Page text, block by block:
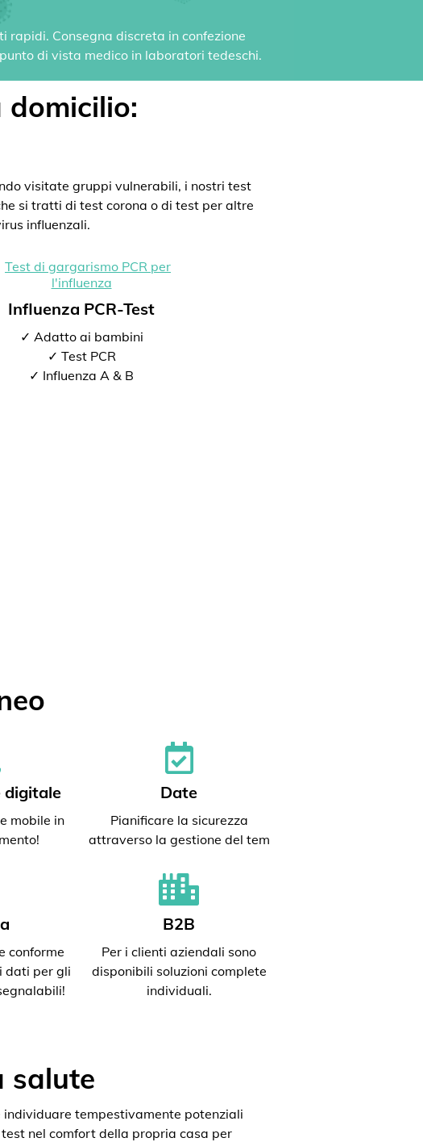
Consegna discreta in confezione
di vista medico in laboratori tedeschi.
visitate gruppi vulnerabili, i nostri test
si tratti di test corona o di test per altre
influenzali.
Influenza PCR-Test
✓ Adatto ai bambini
✓ Test PCR
✓ Influenza A & B
digitale
mobile in
Date
Pianificare la sicurezza
attraverso la gestione del tem
conforme
dati per gli
B2B
Per i clienti aziendali sono
disponibili soluzioni complete
individuali.
salute
individuare tempestivamente potenziali
nel comfort della propria casa per